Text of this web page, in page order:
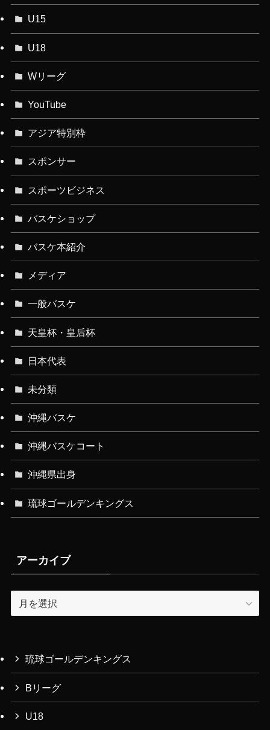
U15
U18
Wリーグ
YouTube
アジア特別枠
スポンサー
スポーツビジネス
バスケショップ
バスケ本紹介
メディア
一般バスケ
天皇杯・皇后杯
日本代表
未分類
沖縄バスケ
沖縄バスケコート
沖縄県出身
琉球ゴールデンキングス
アーカイブ
ー
ブ
琉球ゴールデンキングス
Bリーグ
U18